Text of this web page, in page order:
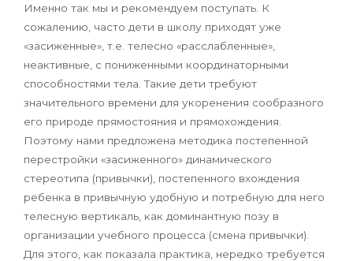
Именно так мы и рекомендуем поступать. К
сожалению, часто дети в школу приходят уже
«засиженные», т.е. телесно «расслабленные»,
неактивные, с пониженными координаторными
способностями тела. Такие дети требуют
значительного времени для укоренения сообразного
его природе прямостояния и прямохождения.
Поэтому нами предложена методика постепенной
перестройки «засиженного» динамического
стереотипа (привычки), постепенного вхождения
ребенка в привычную удобную и потребную для него
телесную вертикаль, как доминантную позу в
организации учебного процесса (смена привычки).
Для этого, как показала практика, нередко требуется